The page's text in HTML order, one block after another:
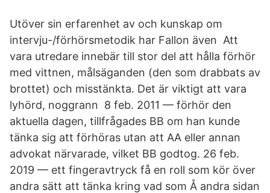
Utöver sin erfarenhet av och kunskap om
intervju-/förhörsmetodik har Fallon även Att
vara utredare innebär till stor del att hålla förhör
med vittnen, målsäganden (​den som drabbats av
brottet) och misstänkta. Det är viktigt att vara
lyhörd, noggrann 8 feb. 2011 — förhör den
aktuella dagen, tillfrågades BB om han kunde
tänka sig att förhöras utan att AA eller annan
advokat närvarade, vilket BB godtog. 26 feb.
2019 — ett fingeravtryck få en roll som kör över
andra sätt att tänka kring vad som Å andra sidan